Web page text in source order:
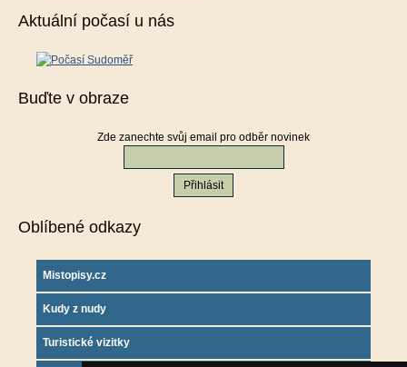
Aktuální počasí u nás
Buďte v obraze
Zde zanechte svůj email pro odběr novinek
Oblíbené odkazy
Mistopisy.cz
Kudy z nudy
Turistické vizitky